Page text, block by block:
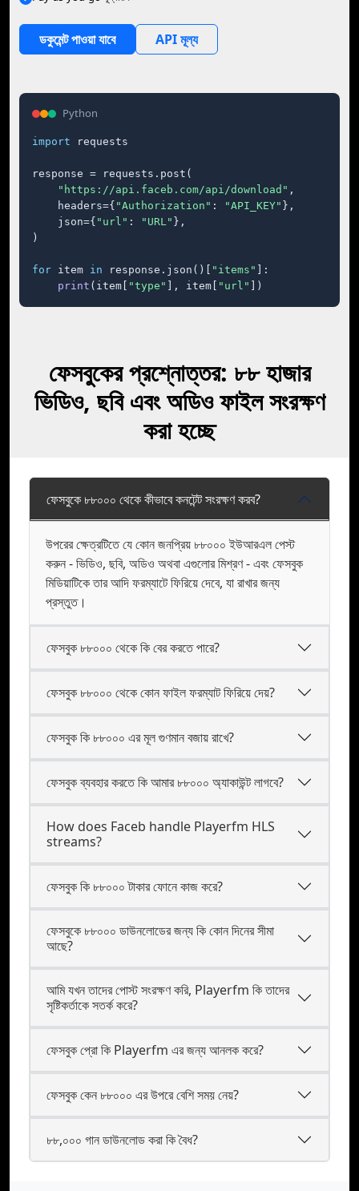
ডকুমেন্ট পাওয়া যাবে API মূল্য
Python
import requests
response = requests.post(
"https://api.faceb.com/api/download" ,
    headers={
"Authorization" : "API_KEY" },
    json={
"url" : "URL" },
)
for item in response.json()[ "items"
]:
print (item[ "type" ], item[ "url" ])
ফেসবুকের প্রশ্নোত্তর: ৮৮ হাজার
ভিডিও, ছবি এবং অডিও ফাইল সংরক্ষণ
করা হচ্ছে
ফেসবুকে ৮৮০০০ থেকে কীভাবে কনটেন্ট সংরক্ষণ করব?
উপরের ক্ষেত্রটিতে যে কোন জনপ্রিয় ৮৮০০০ ইউআরএল পেস্ট
করুন - ভিডিও, ছবি, অডিও অথবা এগুলোর মিশ্রণ - এবং ফেসবুক
মিডিয়াটিকে তার আদি ফরম্যাটে ফিরিয়ে দেবে, যা রাখার জন্য
প্রস্তুত।
ফেসবুক ৮৮০০০ থেকে কি বের করতে পারে?
ফেসবুক ৮৮০০০ থেকে কোন ফাইল ফরম্যাট ফিরিয়ে দেয়?
ফেসবুক কি ৮৮০০০ এর মূল গুণমান বজায় রাখে?
ফেসবুক ব্যবহার করতে কি আমার ৮৮০০০ অ্যাকাউন্ট লাগবে?
How does Faceb handle Playerfm HLS
streams?
ফেসবুক কি ৮৮০০০ টাকার ফোনে কাজ করে?
ফেসবুকে ৮৮০০০ ডাউনলোডের জন্য কি কোন দিনের সীমা
আছে?
আমি যখন তাদের পোস্ট সংরক্ষণ করি, Playerfm কি তাদের
সৃষ্টিকর্তাকে সতর্ক করে?
ফেসবুক প্রো কি Playerfm এর জন্য আনলক করে?
ফেসবুক কেন ৮৮০০০ এর উপরে বেশি সময় নেয়?
৮৮,০০০ গান ডাউনলোড করা কি বৈধ?